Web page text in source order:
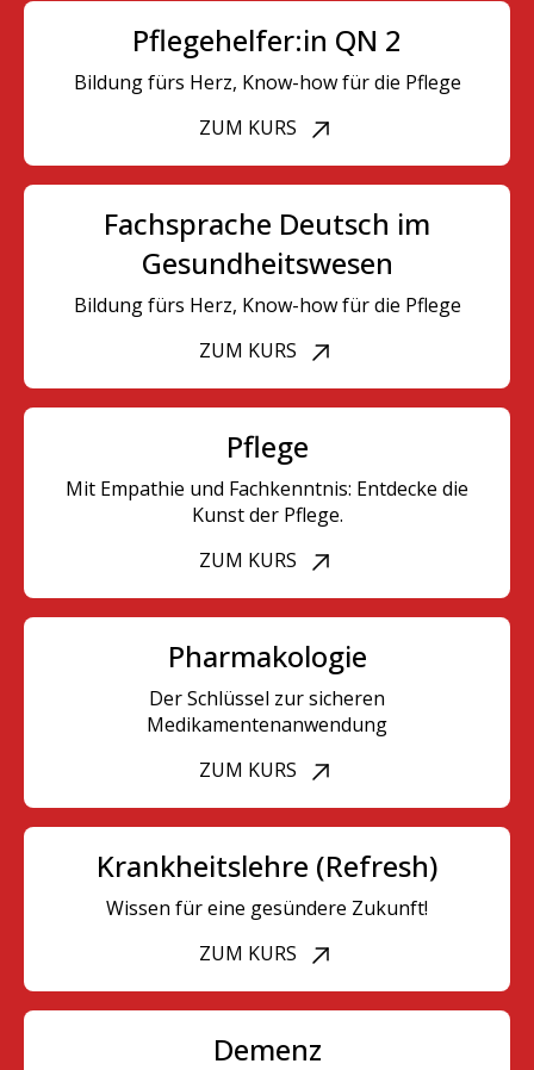
Pflegehelfer:in QN 2
Bildung fürs Herz, Know-how für die Pflege
ZUM KURS
Fachsprache Deutsch im
Gesundheitswesen
Bildung fürs Herz, Know-how für die Pflege
ZUM KURS
Pflege
Mit Empathie und Fachkenntnis: Entdecke die
Kunst der Pflege.
ZUM KURS
Pharmakologie
Der Schlüssel zur sicheren
Medikamentenanwendung
ZUM KURS
Krankheitslehre (Refresh)
Wissen für eine gesündere Zukunft!
ZUM KURS
Demenz